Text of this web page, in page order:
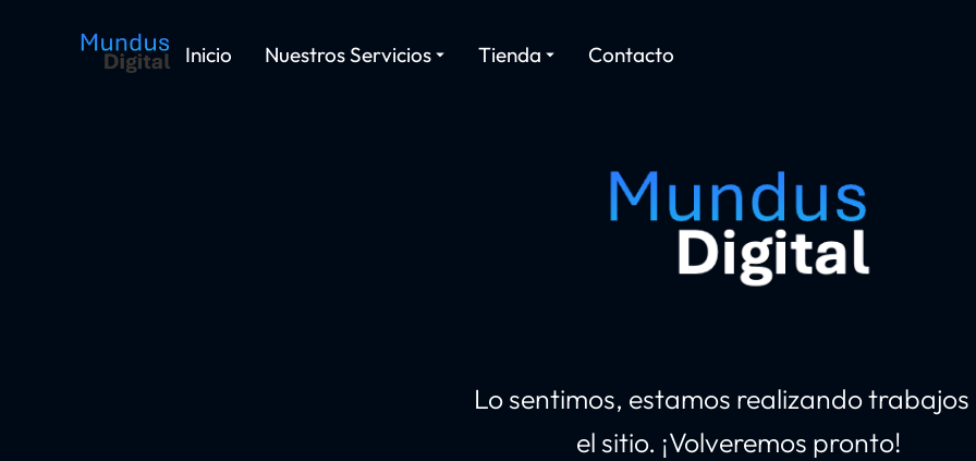
Inicio Nuestros Servicios Tienda Contacto
Lo sentimos, estamos realizando trabajos
el sitio. ¡Volveremos pronto!